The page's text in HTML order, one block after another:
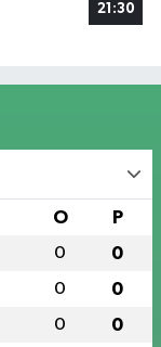
21:30
O P
0 0
0 0
0 0